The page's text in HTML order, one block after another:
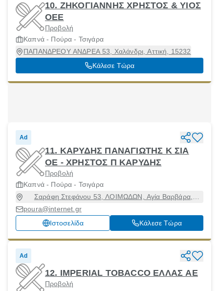
10. ΖΗΚΟΓΙΑΝΝΗΣ ΧΡΗΣΤΟΣ & ΥΙΟΣ
ΟΕΕ
Προβολή
Καπνά - Πούρα - Τσιγάρα
ΠΑΠΑΝΔΡΕΟΥ ΑΝΔΡΕΑ 53, Χαλάνδρι, Αττική, 15232
Κάλεσε Τώρα
Ad
11. ΚΑΡΥΔΗΣ ΠΑΝΑΓΙΩΤΗΣ Κ ΣΙΑ
ΟΕ - ΧΡΗΣΤΟΣ Π ΚΑΡΥΔΗΣ
Προβολή
Καπνά - Πούρα - Τσιγάρα
Σαράφη Στεφάνου 53, ΛΟΙΜΩΔΩΝ, Αγία Βαρβάρα,
poura@internet.gr
Ιστοσελίδα
Κάλεσε Τώρα
Ad
12. IMPERIAL TOBACCO ΕΛΛΑΣ ΑΕ
Προβολή